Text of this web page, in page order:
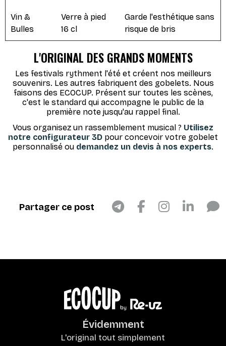
Vin &
Bulles
Verre à pied
16 cl
Garde l'esthétique sans
risque de bris
L'ORIGINAL DES GRANDS MOMENTS
Les festivals rythment l'été et créent nos meilleurs
souvenirs. Les autres fabriquent des gobelets. Nous
faisons des ECOCUP. Présent sur toutes les scènes,
c'est le standard qui accompagne le public de la
première note jusqu'au rappel final.
Vous organisez un rassemblement musical ? Utilisez
notre configurateur 3D pour concevoir votre gobelet
personnalisé ou demandez un devis à nos experts.
Partager ce post
Évidemment
L'original tout simplement